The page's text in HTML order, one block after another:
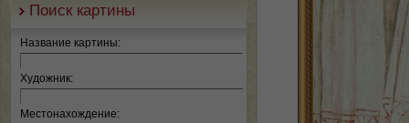
Поиск картины
Название картины:
Художник:
Местонахождение: